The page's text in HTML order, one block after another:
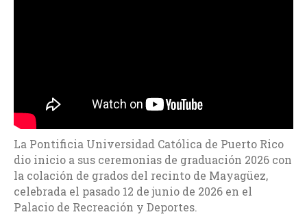
La Pontificia Universidad Católica de Puerto Rico
dio inicio a sus ceremonias de graduación 2026 con
la colación de grados del recinto de Mayagüez,
celebrada el pasado 12 de junio de 2026 en el
Palacio de Recreación y Deportes.